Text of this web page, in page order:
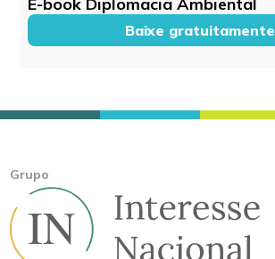
Baixe gratuitamente
Grupo